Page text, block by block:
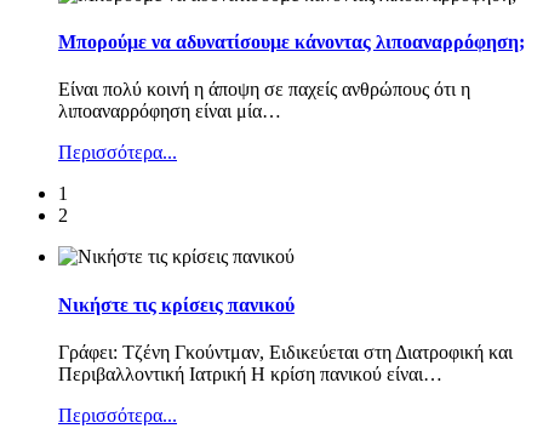
Μπορούμε να αδυνατίσουμε κάνοντας λιποαναρρόφηση;
Είναι πολύ κοινή η άποψη σε παχείς ανθρώπους ότι η
λιποαναρρόφηση είναι μία…
Περισσότερα...
1
2
Νικήστε τις κρίσεις πανικού
Γράφει: Τζένη Γκούντμαν, Ειδικεύεται στη Διατροφική και
Περιβαλλοντική Ιατρική Η κρίση πανικού είναι…
Περισσότερα...